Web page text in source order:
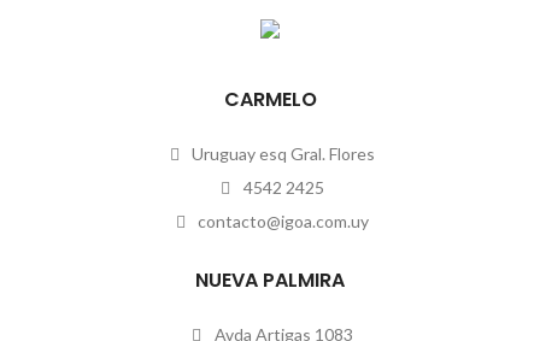
CARMELO
Uruguay esq Gral. Flores
4542 2425
contacto@igoa.com.uy
NUEVA PALMIRA
Avda Artigas 1083